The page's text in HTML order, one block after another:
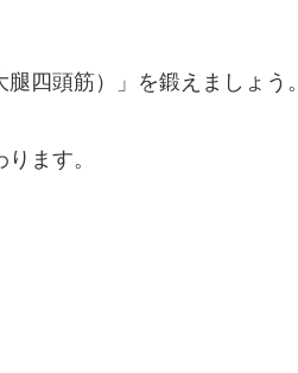
四頭筋）」を鍛えましょう。
ます。